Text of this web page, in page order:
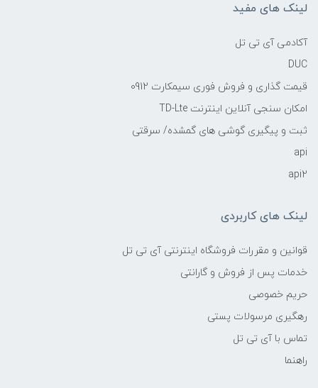
لینک های مفید
آکادمی آی تی تل
DUC
قیمت گذاری و فروش فوری سیمکارت 0912
امکان سنجی آنلاین اینترنت TD-Lte
ثبت و پیگیری گوشی های گمشده/ سرقتی
api
api2
لینک های کاربردی
قوانین و مقررات فروشگاه اینترنتی آی تی تل
خدمات پس از فروش و گارانتی
حریم خصوصی
رهگیری مرسولات پستی
تماس با آی تی تل
راهنما